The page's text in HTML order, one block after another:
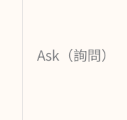
Ask（詢問）